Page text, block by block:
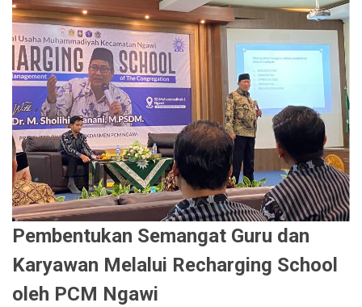
Pembentukan Semangat Guru dan
Karyawan Melalui Recharging School
oleh PCM Ngawi